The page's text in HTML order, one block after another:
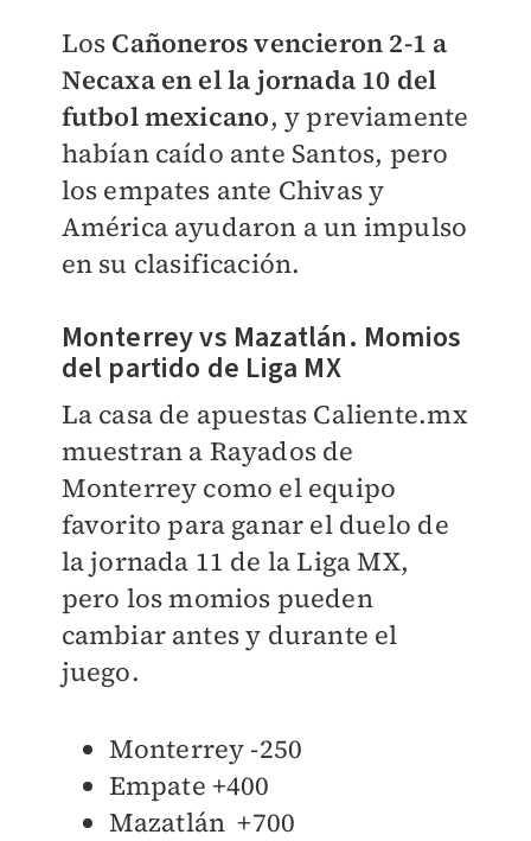
Los Cañoneros vencieron 2-1 a
Necaxa en el la jornada 10 del
futbol mexicano, y previamente
habían caído ante Santos, pero
los empates ante Chivas y
América ayudaron a un impulso
en su clasificación.
Monterrey vs Mazatlán. Momios
del partido de Liga MX
La casa de apuestas Caliente.mx
muestran a Rayados de
Monterrey como el equipo
favorito para ganar el duelo de
la jornada 11 de la Liga MX,
pero los momios pueden
cambiar antes y durante el
juego.
Monterrey -250
Empate +400
Mazatlán +700